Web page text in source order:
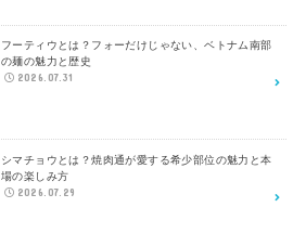
フーティウとは？フォーだけじゃない、ベトナム南部
の麺の魅力と歴史
2026.07.31
シマチョウとは？焼肉通が愛する希少部位の魅力と本
場の楽しみ方
2026.07.29